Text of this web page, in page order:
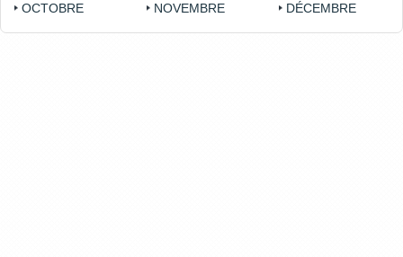
OCTOBRE
NOVEMBRE DÉCEMBRE